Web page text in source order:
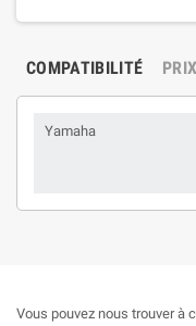
COMPATIBILITÉ
Yamaha
Vous pouvez nous trouver à